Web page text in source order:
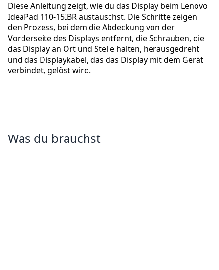
Diese Anleitung zeigt, wie du das Display beim Lenovo
IdeaPad 110-15IBR austauschst. Die Schritte zeigen
den Prozess, bei dem die Abdeckung von der
Vorderseite des Displays entfernt, die Schrauben, die
das Display an Ort und Stelle halten, herausgedreht
und das Displaykabel, das das Display mit dem Gerät
verbindet, gelöst wird.
Was du brauchst